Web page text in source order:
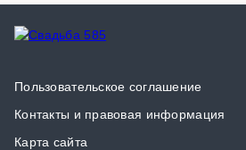
Пользовательское соглашение
Контакты и правовая информация
Карта сайта